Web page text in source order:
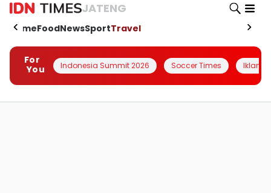
JATENG
HomeFoodNewsSportTravel
For
You
Indonesia Summit 2026 Soccer Times Iklanin